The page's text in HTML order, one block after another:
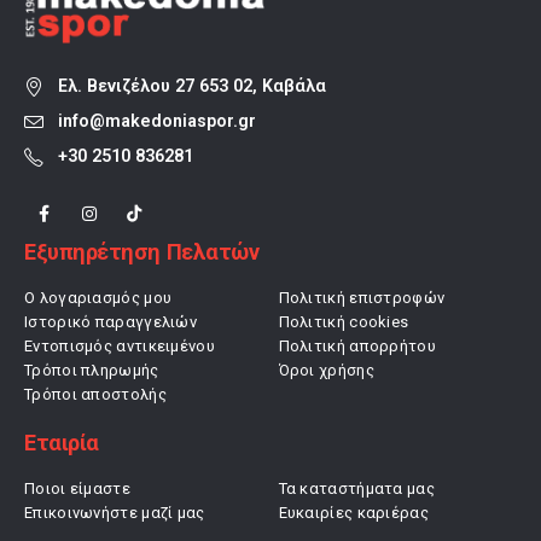
Ελ. Βενιζέλου 27 653 02, Καβάλα
info@makedoniaspor.gr
+30 2510 836281
Εξυπηρέτηση Πελατών
Ο λογαριασμός μου
Ιστορικό παραγγελιών
Εντοπισμός αντικειμένου
Τρόποι πληρωμής
Τρόποι αποστολής
Πολιτική επιστροφών
Πολιτική cookies
Πολιτική απορρήτου
Όροι χρήσης
Εταιρία
Ποιοι είμαστε
Επικοινωνήστε μαζί μας
Τα καταστήματα μας
Ευκαιρίες καριέρας